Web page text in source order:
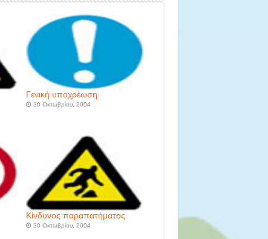
Γενική υποχρέωση
30 Οκτωβρίου, 2004
Kίνδυνος παραπατήματος
30 Οκτωβρίου, 2004